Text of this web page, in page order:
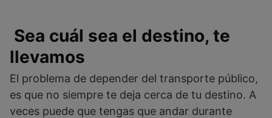
Sea cuál sea el destino, te
llevamos
El problema de depender del transporte público,
es que no siempre te deja cerca de tu destino. A
veces puede que tengas que andar durante